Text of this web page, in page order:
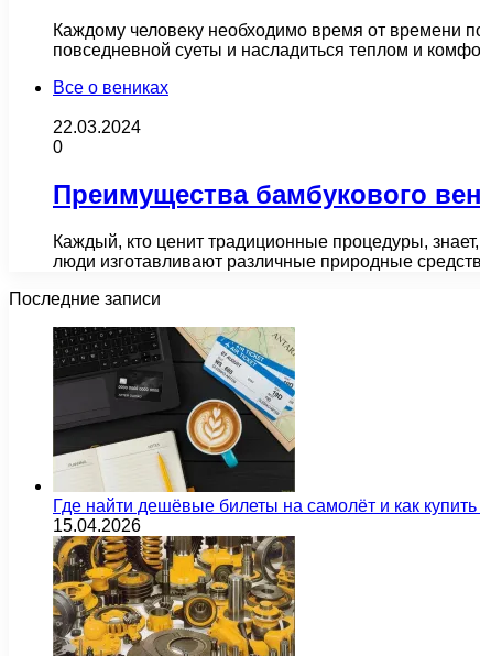
Каждому человеку необходимо время от времени
повседневной суеты и насладиться теплом и
Все о вениках
22.03.2024
0
Преимущества бамбукового
Каждый, кто ценит традиционные процедуры,
люди изготавливают различные природные
Последние записи
Где найти дешёвые билеты на самолёт и как
15.04.2026